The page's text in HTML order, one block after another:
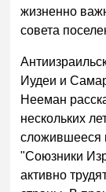
жизненно
совета
Иудеи и
Нееман
нескольких
сложившееся
"Союзники
активно